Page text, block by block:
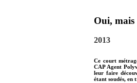
Oui, mais
2013
Ce court
CAP Agent
leur faire
étant soudés, en